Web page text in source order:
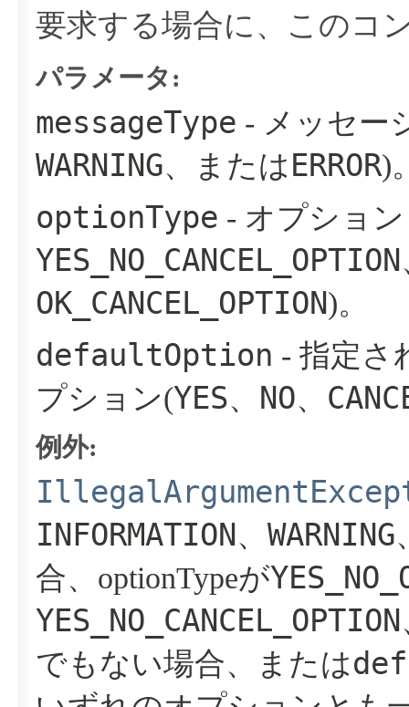
要求する場合に、このコ
パラメータ:
messageType - メッセー
WARNING、またはERROR)
optionType - オプショ
YES_NO_CANCEL_OPTION
OK_CANCEL_OPTION)。
defaultOption - 指定さ
プション(YES、 NO、
例外:
INFORMATION、 WARNING
合、optionTypeが
YES_NO_CANCEL_OPTION
でもない場合、または